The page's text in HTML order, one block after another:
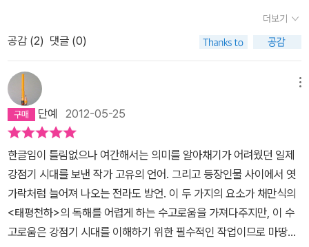
응?...... 제것 지니고 앉어서 편안허게 살 태평세상, 이걸 태평천하라
구허는 것이여, 태평천하!...... 그런디 이런 태평천하에태어난 부잣놈
지가 세상 망쳐놀 부랑당패에 참섭을 헌담 말이여, 으응?”======
==========윤직원의 유일한 걱정은 죽음이었어. 어떻게 하면
영생불사 할 수 있을까. 윤직원 영감은 아이들의 오줌도먹고, 각종 보
약을 먹고, 체조도 하는 등 몸에 좋다는 것은무엇이든 했단다.....앞서
이야기한 것처럼 윤직원영감은 칠십대 노인이지만 아직 혈기가 왕성
하여 증손자 뻘 되는 기생들에게 수작부리다가 퇴짜를 여러 번 맞았
단다.최근에도 돈 주고 말상대를 해주고 있는 춘심이에게 수작을 부
리려고 했어. 춘심이는 기존아이들과 달리 사근사근 말도 잘 받아 주
어서 조심스럽게 잠자리를 함께 하려고 수작부렸어. 춘심이도 바로퇴
러고 보니, 집안에서 오고가는 실랑이나 천태만상의 하나하나가 귀여
워도 보이고, 사람더러 셰퍼드 같다고 한 구절도 그렇고, 혹은 서울아
씨와 대복이 사이의 그렇고 그런 감정을 보고 “호르몬 분비의 명령인
한 개의 커다란 필연을 도저히 막아낼 수는 없던 것”이라 꾸민 구절도
그렇고, 속속들이 이 소설에는 재미가 한 두 가지가 아닌 것이었다.
다 못난 사람들이다. “저게 가족인가?” 싶기도 하면서 슬며시 카타르
시스가 일어나는 것이 저 꼴이 어떻게 이어질까 궁금해 한 것은, 한편
으로는 저런 집이 한 두 가옥이었겠느냐는 질문으로 이어지면서 강점
기의 급변하는 사상이나 환경 속에서 거의 파탄날 지경에 이르렀을,
그렇다, 그때 생각해보면 살짝 그걸 비꼬아놓은 채만식의 솜씨에서
애긍한 감이 올라오기도 하는 것이다. 그 시대에 ‘수부귀다남자’라 하
면 뭘 의미하는 것이었을까, 말이다. 종학이가 사회주의에, 윤직원 영
없는 분명, 태평성대가 맞긴 하다 )부족한 것 없는 손자놈이 , 자신들
은 일을 안하면서 남의 돈을 빼앗는 그런 불한당패 사회주의자가 된
때 까지 감옥에서 썩어야 한다는 말을 한다.근데... 좀 씁쓸하긴 하다.
윤직원 개인적인 삶에서 보면, 일제 시대는 태평천하가 맞다.하지만,
국가와 민족.. 전체적인 면에서 보면, 얼마나 어이없는 일인가.작가는
국가와 민족적인 측면에서 윤직원 영감같은 사람을 비난하려고 썼지
만, 삶을 지금까지 살아오면서.... 그런 사람들을 속물이라고 말한다
면... 그건 또 아닌 것 같고... 애매모호한 감정이 교차된다.지금와서
생각해보면...그 때나 지금이나,사람들은 자신을 보호해 줄 힘이 있는
정당에 표를 던지는 건, 어찌보면... 당연한 일이지 않은가
것을 보는 것은 책에 대한 집중을 어렵게 하고 내용을 이해하는데도
어렵게 한다. 이 책을 읽으면서 매우 힘들었다는 것이 내 입장이다.
에 대한 이야기를 하자면 우선 주인공은 윤 직원이다. 윤 직원은 일제
강점기시대의 대지주이다. 대지주라서 돈을 많이 버는 것은 당연한
것이지만 윤 직원의 에누리 정신은 돈을 더 모을 수 있게 하는 것 같
다. 윤 직원이 돈을 모으게 된 계기는 아버지 윤용규의 죽음 이후일 것
이다. 화적 떼들에게 집이 약탈을 당하고 아버지가 죽임을 당하자 윤
직원은 ‘우리만 빼고 다망해라!‘라는 말을 했다. 그 이후 윤 직원은 돈
을 벌면서 경찰서에 기부하여 순사로부터 보호를 받기도 한다. 하지
만 이에 반해서 다른 가족들은 돈을 아끼지 않는다. 윤 직원에게는 윤
주사라는 아들이 있다. 윤주사는 또 아들이 두 명이 있는데 윤종수와
윤종학이다. 윤주사와 윤종수는 윤 직원의 돈을 다 쓰는 놈팽이이며
더보기
공감 (2) 댓글 (0)
단예 2012-05-25
한글임이 틀림없으나 여간해서는 의미를 알아채기가 어려웠던 일제
강점기 시대를 보낸 작가 고유의 언어. 그리고 등장인물 사이에서 엿
가락처럼 늘어져 나오는 전라도 방언. 이 두 가지의 요소가 채만식의
<태평천하>의 독해를 어렵게 하는 수고로움을 가져다주지만, 이 수
고로움은 강점기 시대를 이해하기 위한 필수적인 작업이므로 마땅히